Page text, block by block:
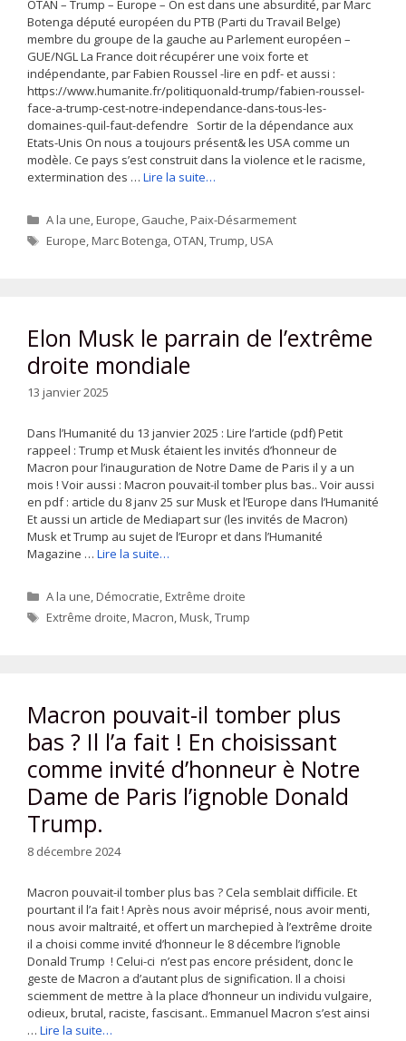
OTAN – Trump – Europe – On est dans une absurdité, par Marc
Botenga député européen du PTB (Parti du Travail Belge)
membre du groupe de la gauche au Parlement européen –
GUE/NGL La France doit récupérer une voix forte et
indépendante, par Fabien Roussel -lire en pdf- et aussi :
https://www.humanite.fr/politiquonald-trump/fabien-roussel-
face-a-trump-cest-notre-independance-dans-tous-les-
domaines-quil-faut-defendre Sortir de la dépendance aux
Etats-Unis On nous a toujours présent& les USA comme un
modèle. Ce pays s’est construit dans la violence et le racisme,
extermination des … Lire la suite…
Catégories
A la une,Europe, Gauche,Paix-Désarmement
Étiquettes
Europe,Marc Botenga, OTAN,Trump,USA
Elon Musk le parrain de l’extrême
droite mondiale
13 janvier 2025
Dans l’Humanité du 13 janvier 2025 : Lire l’article (pdf) Petit
rappeel : Trump et Musk étaient les invités d’honneur de
Macron pour l’inauguration de Notre Dame de Paris il y a un
mois ! Voir aussi : Macron pouvait-il tomber plus bas.. Voir aussi
en pdf : article du 8 janv 25 sur Musk et l’Europe dans l’Humanité
Et aussi un article de Mediapart sur (les invités de Macron)
Musk et Trump au sujet de l’Europr et dans l’Humanité
Magazine … Lire la suite…
Catégories
A la une,Démocratie,Extrême droite
Étiquettes
Extrême droite,Macron,Musk,Trump
Macron pouvait-il tomber plus
bas ? Il l’a fait ! En choisissant
comme invité d’honneur è Notre
Dame de Paris l’ignoble Donald
Trump.
8 décembre 2024
Macron pouvait-il tomber plus bas ? Cela semblait difficile. Et
pourtant il l’a fait ! Après nous avoir méprisé, nous avoir menti,
nous avoir maltraité, et offert un marchepied à l’extrême droite
il a choisi comme invité d’honneur le 8 décembre l’ignoble
Donald Trump ! Celui-ci n’est pas encore président, donc le
geste de Macron a d’autant plus de signification. Il a choisi
sciemment de mettre à la place d’honneur un individu vulgaire,
odieux, brutal, raciste, fascisant.. Emmanuel Macron s’est ainsi
… Lire la suite…